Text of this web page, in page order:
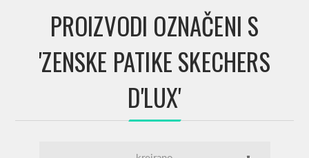
PROIZVODI OZNAČENI S
'ZENSKE PATIKE SKECHERS
D'LUX'